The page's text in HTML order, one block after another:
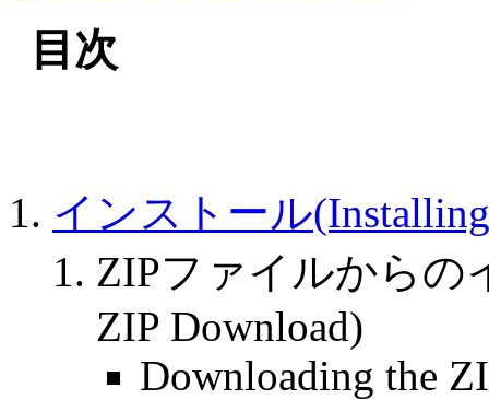
目次
インストール
ZIPファイルからの
ZIP Download)
Downloading the